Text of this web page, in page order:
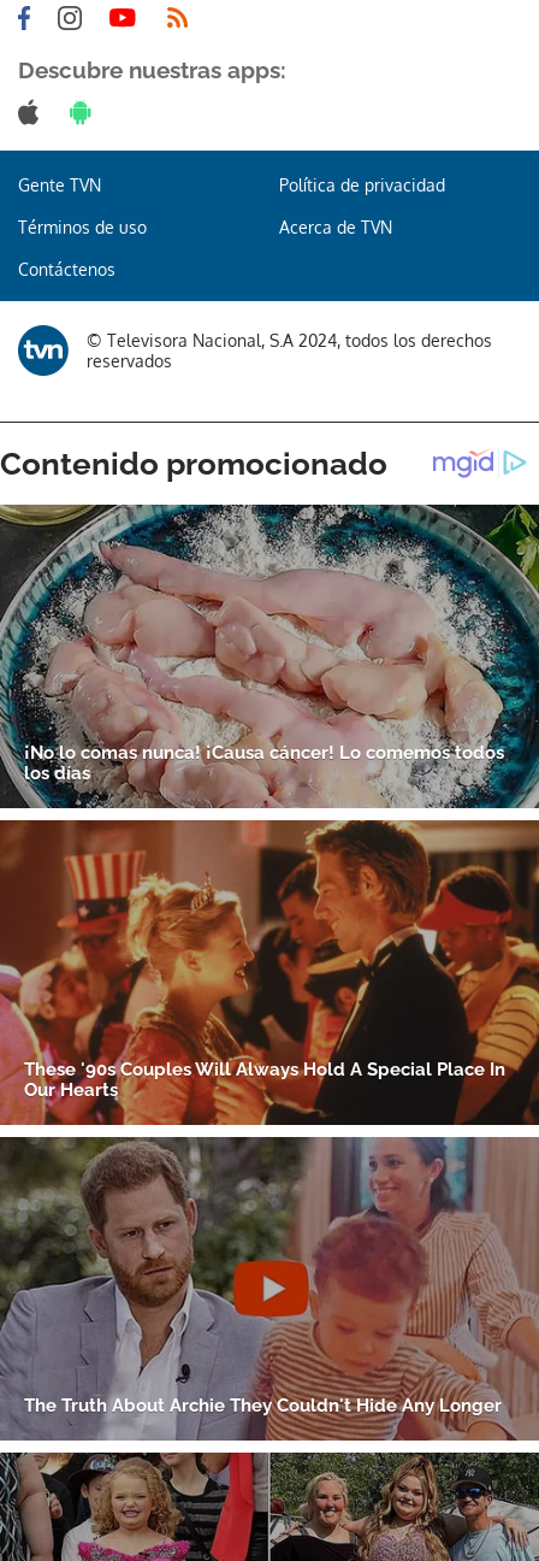
Descubre nuestras apps:
Gente TVN Política de privacidad
Términos de uso Acerca de TVN
Contáctenos
© Televisora Nacional, S.A 2024, todos los derechos
reservados